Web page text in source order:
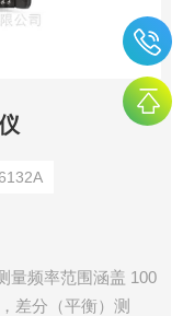
量频率范围涵盖 100
差分（平衡）测